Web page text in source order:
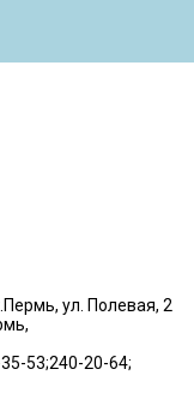
ул. Полевая, 2
53;240-20-64;